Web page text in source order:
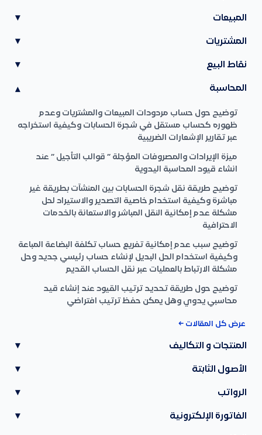
المبيعات ▾
المشتريات ▾
نقاط البيع ▾
المحاسبة ▾
توضيح حول حساب مردودات المبيعات والمشتريات وعدم
ظهوره كحساب مستقل في شجرة الحسابات وكيفية استخراجه
عبر تقارير الإشعارات الضريبية
ميزة الإيرادات والمصروفات المؤجلة ” قوالب التأجيل ” عند
انشاء قيود المحاسبة اليدوية
توضيح طريقة نقل شجرة الحسابات بين المنشآت بطريقة غير
مباشرة وكيفية استخدام خاصية التصدير والاستيراد لحل
مشكلة عدم إمكانية النقل المباشر والاستعانة بالخدمات
الاحترافية
توضيح سبب عدم إمكانية تفريع حساب تكلفة البضاعة المباعة
وكيفية استخدام الحل البديل لإنشاء حساب رئيسي جديد وحل
مشكلة الارتباط بالعمليات عبر نقل الحساب القديم
توضيح حول طريقة تحديد ترتيب القيود عند إنشاء قيد
محاسبي يدوي وهل يمكن حفظ ترتيب افتراضي
عرض كل المقالات ←
المنتجات و التكاليف ▾
الأصول الثابتة ▾
الرواتب ▾
الفاتورة الإلكترونية ▾